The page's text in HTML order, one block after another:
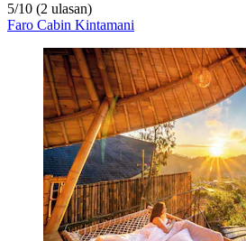
5/10 (2 ulasan)
Faro Cabin Kintamani